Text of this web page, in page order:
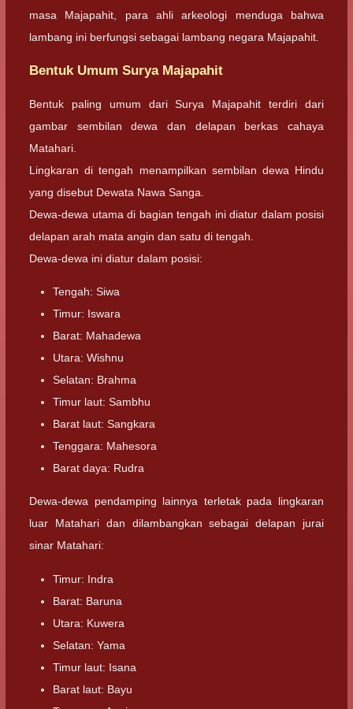
masa Majapahit, para ahli arkeologi menduga bahwa
lambang ini berfungsi sebagai lambang negara Majapahit.
Bentuk Umum Surya Majapahit
Bentuk paling umum dari Surya Majapahit terdiri dari
gambar sembilan dewa dan delapan berkas cahaya
Matahari.
Lingkaran di tengah menampilkan sembilan dewa Hindu
yang disebut Dewata Nawa Sanga.
Dewa-dewa utama di bagian tengah ini diatur dalam posisi
delapan arah mata angin dan satu di tengah.
Dewa-dewa ini diatur dalam posisi:
Tengah: Siwa
Timur: Iswara
Barat: Mahadewa
Utara: Wishnu
Selatan: Brahma
Timur laut: Sambhu
Barat laut: Sangkara
Tenggara: Mahesora
Barat daya: Rudra
Dewa-dewa pendamping lainnya terletak pada lingkaran
luar Matahari dan dilambangkan sebagai delapan jurai
sinar Matahari:
Timur: Indra
Barat: Baruna
Utara: Kuwera
Selatan: Yama
Timur laut: Isana
Barat laut: Bayu